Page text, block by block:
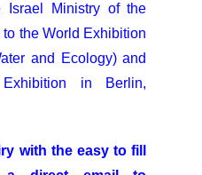
Israel Ministry of the
the World Exhibition
and Ecology) and
in Berlin,
with the easy to fill